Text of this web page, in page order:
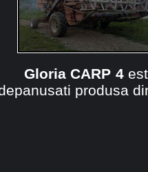
Gloria CARP 4
produsa